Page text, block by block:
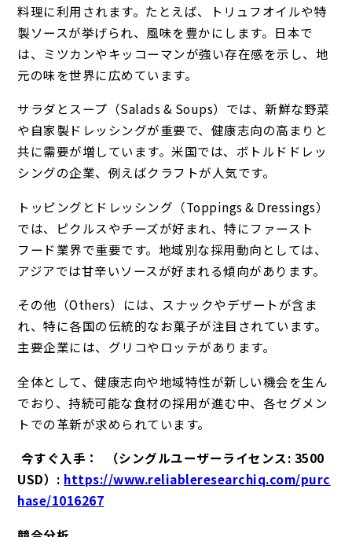
料理に利用されます。たとえば、トリュフオイルや特
製ソースが挙げられ、風味を豊かにします。日本で
は、ミツカンやキッコーマンが強い存在感を示し、地
元の味を世界に広めています。
サラダとスープ（Salads & Soups）では、新鮮な野菜
や自家製ドレッシングが重要で、健康志向の高まりと
共に需要が増しています。米国では、ボトルドドレッ
シングの企業、例えばクラフトが人気です。
トッピングとドレッシング（Toppings & Dressings）
では、ピクルスやチーズが好まれ、特にファースト
フード業界で重要です。地域別な採用動向としては、
アジアでは甘辛いソースが好まれる傾向があります。
その他（Others）には、スナックやデザートが含ま
れ、特に各国の伝統的なお菓子が注目されています。
主要企業には、グリコやロッテがあります。
全体として、健康志向や地域特性が新しい機会を生ん
でおり、持続可能な食材の採用が進む中、各セグメン
トでの革新が求められています。
今すぐ入手： （シングルユーザーライセンス: 3500
USD）: https://www.reliableresearchiq.com/purc
hase/1016267